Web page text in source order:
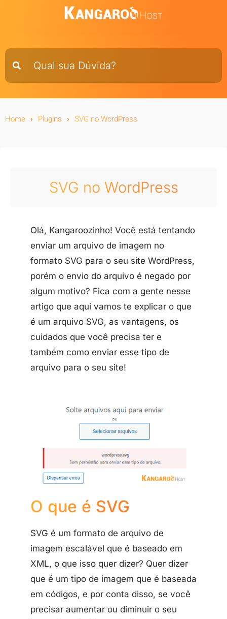
Home Plugins SVG no WordPress
SVG no WordPress
Olá, Kangaroozinho! Você está tentando
enviar um arquivo de imagem no
formato SVG para o seu site WordPress,
porém o envio do arquivo é negado por
algum motivo? Fica com a gente nesse
artigo que aqui vamos te explicar o que
é um arquivo SVG, as vantagens, os
cuidados que você precisa ter e
também como enviar esse tipo de
arquivo para o seu site!
O que é SVG
SVG é um formato de arquivo de
imagem escalável que é baseado em
XML, o que isso quer dizer? Quer dizer
que é um tipo de imagem que é baseada
em códigos, e por conta disso, se você
precisar aumentar ou diminuir o seu